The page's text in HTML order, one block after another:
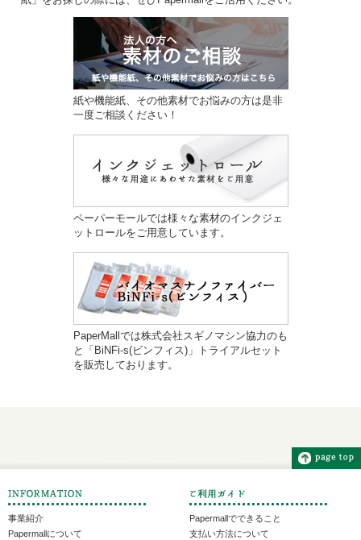
紙や機能紙、その他素材でお悩みの方は是非
一度ご相談ください！
ペーパーモールでは様々な素材のインクジェ
ットロールをご用意しています。
PaperMallでは株式会社スギノマシン協力のも
と「BiNFi-s(ビンフィス)」トライアルセット
を販売しております。
事業紹介
Papermallについて
Papermallでできること
支払い方法について